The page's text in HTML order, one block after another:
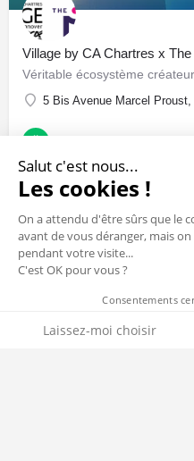
Village by CA Chartres x
5 Bis Avenue Marcel
Salut c'est nous...
Les cookies !
On a attendu d'être sûrs que le
avant de vous déranger, mais
pendant votre visite...
C'est OK pour vous ?
Consentements
Laissez-moi choisir